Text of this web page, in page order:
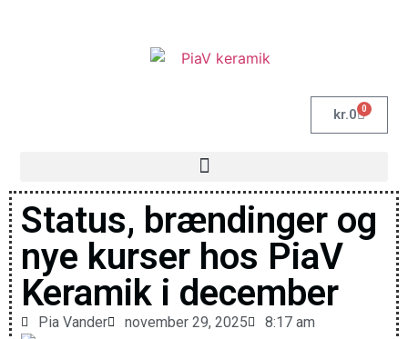
kr.0 0
Status, brændinger og
nye kurser hos PiaV
Keramik i december
Pia Vander november 29, 2025 8:17 am